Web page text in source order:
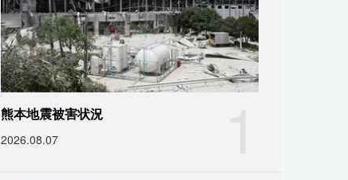
熊本地震被害状況
2026.08.07